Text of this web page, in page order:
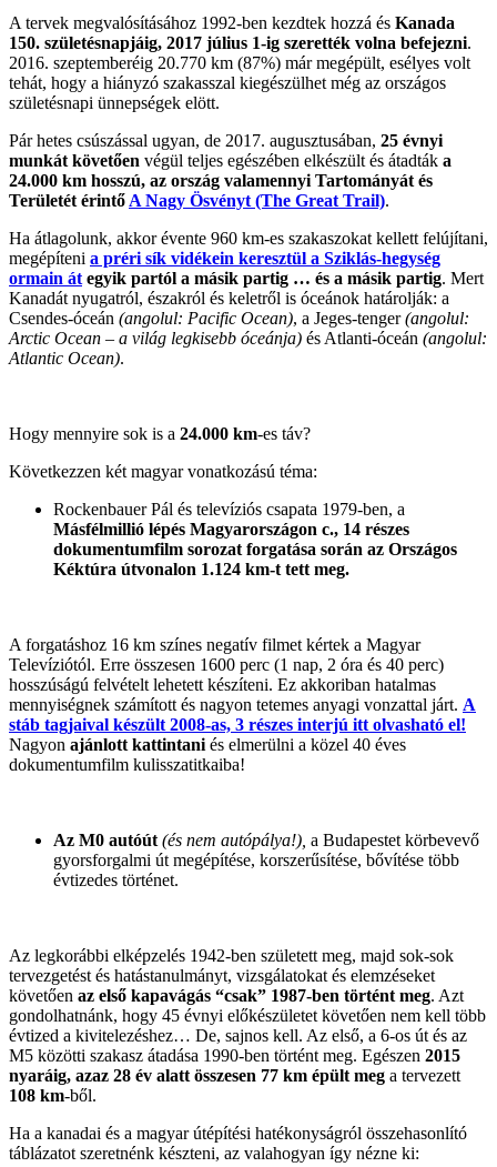
A tervek megvalósításához 1992-ben kezdtek hozzá és Kanada
150. születésnapjáig, 2017 július 1-ig szerették volna befejezni.
2016. szeptemberéig 20.770 km (87%) már megépült, esélyes volt
tehát, hogy a hiányzó szakasszal kiegészülhet még az országos
születésnapi ünnepségek elött.
Pár hetes csúszással ugyan, de 2017. augusztusában, 25 évnyi
munkát követően végül teljes egészében elkészült és átadták a
24.000 km hosszú, az ország valamennyi Tartományát és
Területét érintő A Nagy Ösvényt (The Great Trail).
Ha átlagolunk, akkor évente 960 km-es szakaszokat kellett felújítani,
megépíteni a préri sík vidékein keresztül a Sziklás-hegység
ormain át egyik partól a másik partig … és a másik partig. Mert
Kanadát nyugatról, északról és keletről is óceánok határolják: a
Csendes-óceán (angolul: Pacific Ocean), a Jeges-tenger(angolul:
Arctic Ocean – a világ legkisebb óceánja) és Atlanti-óceán (angolul:
Atlantic Ocean).
Hogy mennyire sok is a 24.000 km-es táv?
Következzen két magyar vonatkozású téma:
Rockenbauer Pál és televíziós csapata 1979-ben, a
Másfélmillió lépés Magyarországon c., 14 részes
dokumentumfilm sorozat forgatása során az Országos
Kéktúra útvonalon 1.124 km-t tett meg.
A forgatáshoz 16 km színes negatív filmet kértek a Magyar
Televíziótól. Erre összesen 1600 perc (1 nap, 2 óra és 40 perc)
hosszúságú felvételt lehetett készíteni. Ez akkoriban hatalmas
mennyiségnek számított és nagyon tetemes anyagi vonzattal járt. A
stáb tagjaival készült 2008-as, 3 részes interjú itt olvasható el!
Nagyon ajánlott kattintani és elmerülni a közel 40 éves
dokumentumfilm kulisszatitkaiba!
Az M0 autóút (és nem autópálya!), a Budapestet körbevevő
gyorsforgalmi út megépítése, korszerűsítése, bővítése több
évtizedes történet.
Az legkorábbi elképzelés 1942-ben született meg, majd sok-sok
tervezgetést és hatástanulmányt, vizsgálatokat és elemzéseket
követően az első kapavágás “csak” 1987-ben történt meg. Azt
gondolhatnánk, hogy 45 évnyi előkészületet követően nem kell több
évtized a kivitelezéshez… De, sajnos kell. Az első, a 6-os út és az
M5 közötti szakasz átadása 1990-ben történt meg. Egészen 2015
nyaráig, azaz 28 év alatt összesen 77 km épült meg a tervezett
108 km-ből.
Ha a kanadai és a magyar útépítési hatékonyságról összehasonlító
táblázatot szeretnénk készteni, az valahogyan így nézne ki: